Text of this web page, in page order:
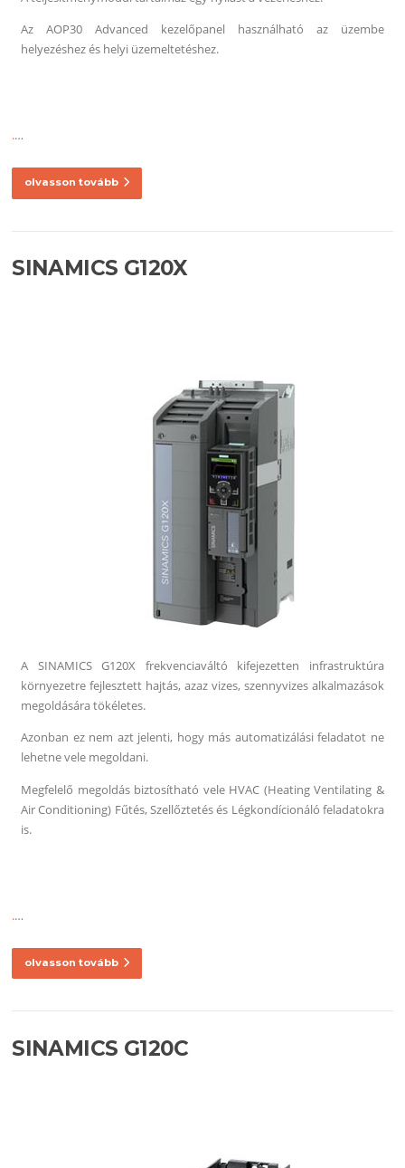
Az AOP30 Advanced kezelőpanel használható az üzembe
helyezéshez és helyi üzemeltetéshez.
.…
olvasson tovább
SINAMICS G120X
A SINAMICS G120X frekvenciaváltó kifejezetten infrastruktúra
környezetre fejlesztett hajtás, azaz vizes, szennyvizes alkalmazások
megoldására tökéletes.
Azonban ez nem azt jelenti, hogy más automatizálási feladatot ne
lehetne vele megoldani.
Megfelelő megoldás biztosítható vele HVAC (Heating Ventilating &
Air Conditioning) Fűtés, Szellőztetés és Légkondícionáló feladatokra
is.
.…
olvasson tovább
SINAMICS G120C